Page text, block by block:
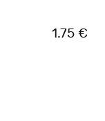
1.75 €